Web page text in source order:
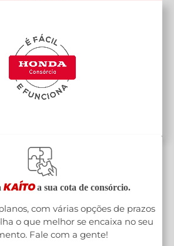
KAÍTO a sua cota de consórcio.
com várias opções de prazos
o que melhor se encaixa no seu
Fale com a gente!